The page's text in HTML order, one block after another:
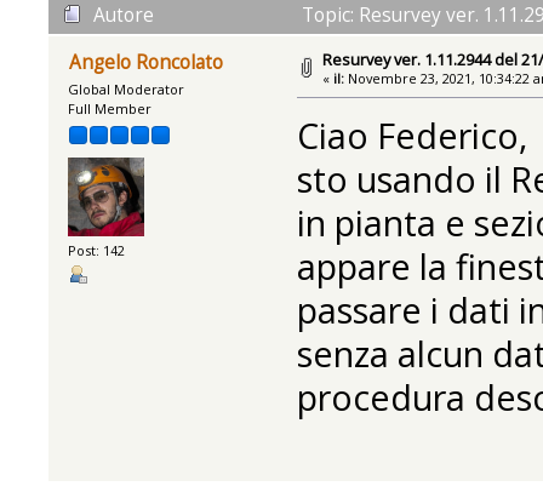
Autore
Topic: Resurvey ver.
Angelo Roncolato
Global Moderator
Full Member
Post: 142
Resurvey ver. 1.11.2944 del
« il: Novembre 23, 2021, 10:34:22
Ciao Federico,
sto usando il
in pianta e
appare la
passare i dati
senza alcun
procedura